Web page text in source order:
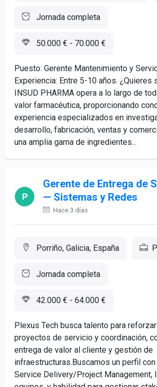
Jornada completa
50.000 € - 70.000 €
Puesto: Gerente Mantenimiento y
Experiencia: Entre 5-10 años. ¿Quieres
INSUD PHARMA opera a lo largo de
valor farmacéutica, proporcionando
experiencia especializados en
desarrollo, fabricación, ventas y
una amplia gama de ingredientes...
Gerente de Entrega de
— Sistemas y Redes
Hace 3 días
Porriño, Galicia, España
Jornada completa
42.000 € - 64.000 €
Plexus Tech busca talento para
proyectos de servicio y coordinación,
entrega de valor al cliente y gestión de
infraestructuras.Buscamos un perfil
Service Delivery/Project Management,